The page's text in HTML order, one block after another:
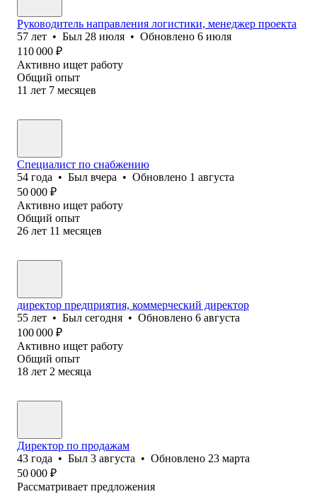
Руководитель направления логистики, менеджер проекта
57 лет • Был 28 июля • Обновлено 6 июля
110 000 ₽
Активно ищет работу
Общий опыт
11 лет 7 месяцев
Специалист по cнабжению
54 года • Был вчера • Обновлено 1 августа
50 000 ₽
Активно ищет работу
Общий опыт
26 лет 11 месяцев
директор предприятия, коммерческий директор
55 лет • Был сегодня • Обновлено 6 августа
100 000 ₽
Активно ищет работу
Общий опыт
18 лет 2 месяца
Директор по продажам
43 года • Был 3 августа • Обновлено 23 марта
50 000 ₽
Рассматривает предложения